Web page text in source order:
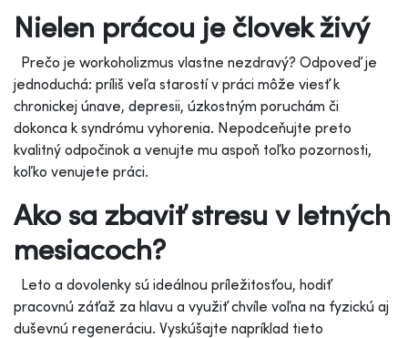
Nielen prácou je človek živý
Prečo je workoholizmus vlastne nezdravý? Odpoveď je
jednoduchá: príliš veľa starostí v práci môže viesť k
chronickej únave, depresii, úzkostným poruchám či
dokonca k syndrómu vyhorenia. Nepodceňujte preto
kvalitný odpočinok a venujte mu aspoň toľko pozornosti,
koľko venujete práci.
Ako sa zbaviť stresu v letných
mesiacoch?
Leto a dovolenky sú ideálnou príležitosťou, hodiť
pracovnú záťaž za hlavu a využiť chvíle voľna na fyzickú aj
duševnú regeneráciu. Vyskúšajte napríklad tieto